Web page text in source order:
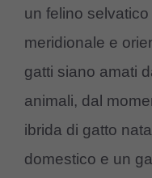
un felino selvatico
meridionale e
gatti siano amati
animali, dal
ibrida di gatto
domestico e un